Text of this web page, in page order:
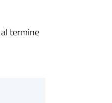
termine